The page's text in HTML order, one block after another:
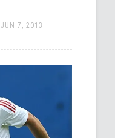
JUN 7, 2013